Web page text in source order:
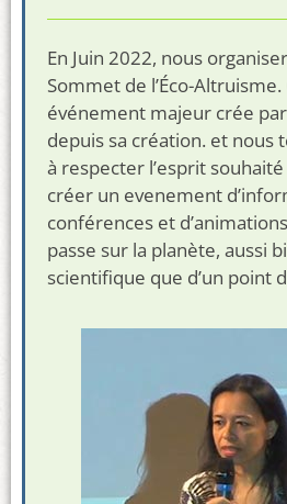
En Juin 2022, nous
Sommet de l’Éco-Altruisme.
événement majeur crée
depuis sa création. et nous
à respecter l’esprit
créer un evenement
conférences et
passe sur la planète, aussi
scientifique que d’un point